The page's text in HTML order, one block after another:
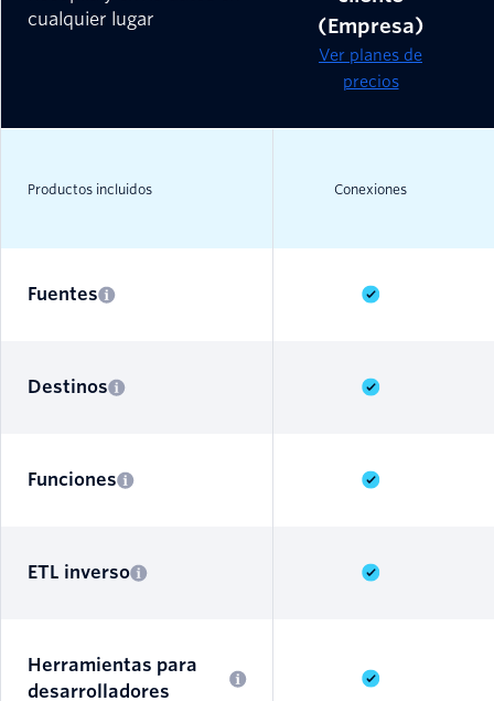
cualquier lugar
(Empresa)
Ver planes de
precios
Productos incluidos Conexiones
Fuentes
Destinos
Funciones
ETL inverso
Herramientas para
desarrolladores